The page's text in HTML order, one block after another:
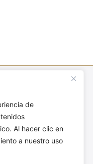
de
Al hacer clic en
a nuestro uso